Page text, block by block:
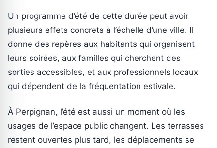
Un programme d’été de cette durée peut avoir
plusieurs effets concrets à l’échelle d’une ville. Il
donne des repères aux habitants qui organisent
leurs soirées, aux familles qui cherchent des
sorties accessibles, et aux professionnels locaux
qui dépendent de la fréquentation estivale.
À Perpignan, l’été est aussi un moment où les
usages de l’espace public changent. Les terrasses
restent ouvertes plus tard, les déplacements se